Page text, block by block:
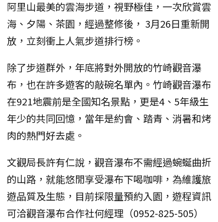
阿里山最美的雲海步道，視野極佳，一次欣賞雲
海、夕陽、茶園，經過整修後， 3月26日重新開
放，立刻衝上人氣步道排行榜。
除了步道群外，年底將對外開放的竹崎觀音瀑
布，也在許多遊客的敲碗名單內。竹崎觀音瀑布
在921地震前是全國知名景點，更是4、5年級生
年少的共同回憶，當年是約會、踏青、消暑和烤
肉的熱門好去處。
文觀局長許有仁說，觀音瀑布不需經過蜿蜒曲折
的山路，就能悠閒享受瀑布下喝咖啡，為維護旅
遊品質及生態，目前採限量預約入園，遊程資訊
可洽觀音瀑布合作社何經理（0952-825-505）